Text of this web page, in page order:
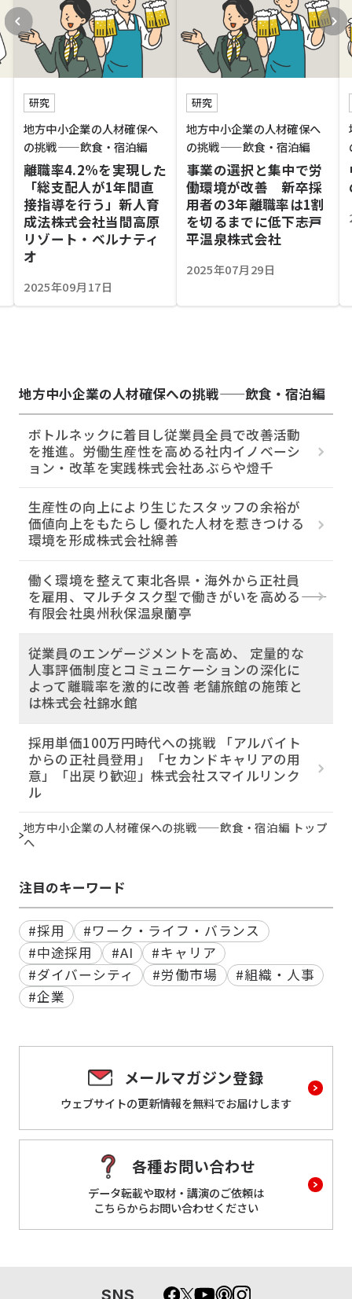
研究
地方中小企業の人材確保へ
の挑戦——飲食・宿泊編
離職率4.2%を実現した
「総支配人が1年間直
接指導を行う」新人育
成法――株式会社当間高原
リゾート・ベルナティ
オ
2025年09月17日
研究
地方中小企業の人材確保へ
の挑戦——飲食・宿泊編
事業の選択と集中で労
働環境が改善 新卒採
用者の3年離職率は1割
を切るまでに低下――志戸
平温泉株式会社
2025年07月29日
地方中小企業の人材確保への挑戦——飲食・宿泊編
ボトルネックに着目し従業員全員で改善活動
を推進。労働生産性を高める社内イノベーシ
ョン・改革を実践――株式会社あぶらや燈千
生産性の向上により生じたスタッフの余裕が
価値向上をもたらし 優れた人材を惹きつける
環境を形成――株式会社綿善
働く環境を整えて東北各県・海外から正社員
を雇用、マルチタスク型で働きがいを高める――
有限会社奥州秋保温泉蘭亭
従業員のエンゲージメントを高め、 定量的な
人事評価制度とコミュニケーションの深化に
よって離職率を激的に改善 老舗旅館の施策と
は――株式会社錦水館
採用単価100万円時代への挑戦 「アルバイト
からの正社員登用」「セカンドキャリアの用
意」「出戻り歓迎」――株式会社スマイルリンク
ル
地方中小企業の人材確保への挑戦——飲食・宿泊編 トップ
へ
注目のキーワード
#採用
#ワーク・ライフ・バランス
#中途採用
#AI
#キャリア
#ダイバーシティ
#労働市場
#組織・人事
#企業
メールマガジン登録
ウェブサイトの更新情報を無料でお届けします
各種お問い合わせ
データ転載や取材・講演のご依頼は
こちらからお問い合わせください
SNS